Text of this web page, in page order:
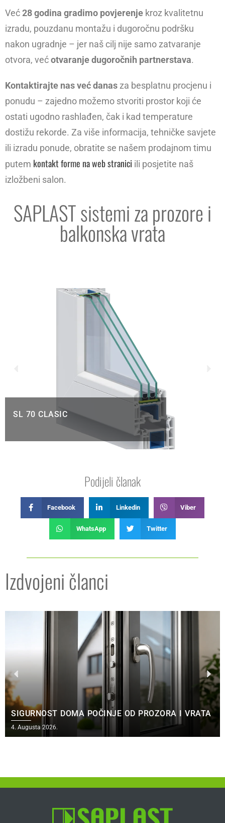
Već28 godina gradimo povjerenje kroz kvalitetnu
izradu, pouzdanu montažu i dugoročnu podršku
nakon ugradnje – jer naš cilj nije samo zatvaranje
otvora, većotvaranje dugoročnih partnerstava.
Kontaktirajte nas već danas za besplatnu procjenu i
ponudu – zajedno možemo stvoriti prostor koji će
ostati ugodno rashlađen, čak i kad temperature
dostižu rekorde. Za više informacija, tehničke savjete
ili izradu ponude, obratite se našem prodajnom timu
putem kontakt forme na web stranici ili posjetite naš
izložbeni salon.
SAPLAST sistemi za prozore i
balkonska vrata
SL 70 CLASIC
Podijeli članak
Facebook Linkedin Viber
WhatsApp Twitter
Izdvojeni članci
SIGURNOST DOMA POČINJE OD PROZORA I VRATA
4. Augusta 2026.